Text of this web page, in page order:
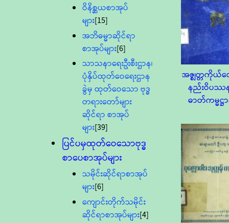
ဝိနိစ္ဆယစာအုပ်
များ[15]
အဘိဓမ္မာဆိုင်ရာ
စာအုပ်များ[6]
သာသနာရေးဦးစီးဌာန၊
ပုံနှိပ်ထုတ်ဝေရေးဌာန
ခွဲမှ ထုတ်ဝေသော ဗုဒ္ဓ
တရားတော်များ
ဆိုင်ရာ စာအုပ်
များ[39]
ပြင်ပမှထုတ်ဝေသောဗုဒ္ဓ
စာပေစာအုပ်များ
သမိုင်းဆိုင်ရာစာအုပ်
များ[6]
ကျောင်းတိုက်သမိုင်း
ဆိုင်ရာစာအုပ်များ[4]
အဇ္စျတ္တကိုယ်
နည်းဝိပဿ
ဓာတ်ကမ္မဋ္ဌ